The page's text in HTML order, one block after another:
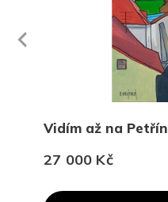
Vidím až na Petřín
27 000 Kč